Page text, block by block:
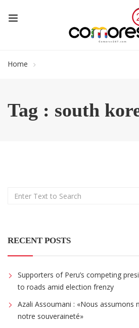
Home
Tag : south
RECENT POSTS
Supporters of Peru’s competing
to roads amid election frenzy
Azali Assoumani : «Nous assumons
notre souveraineté»